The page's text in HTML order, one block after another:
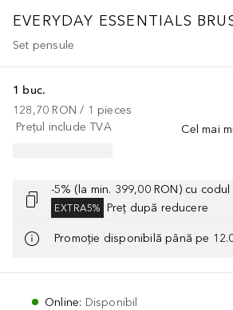
EVERYDAY ESSENTIALS
Set pensule
Cel mai
1 buc.
128,70 RON / 1 pieces
Prețul include TVA
-5% (la min. 399,00 RON) cu codul
EXTRA5% Preț după reducere
Promoție disponibilă până pe
Online: Disponibil